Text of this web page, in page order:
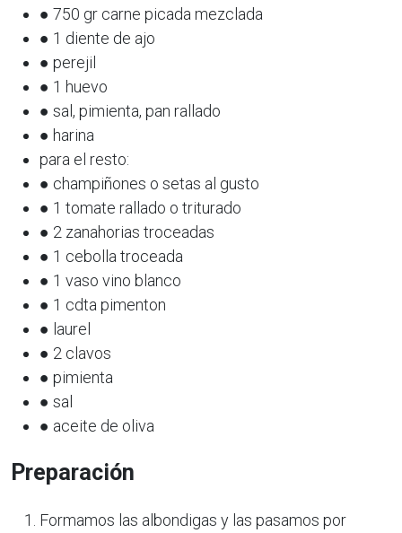
● 750 gr carne picada mezclada
● 1 diente de ajo
● perejil
● 1 huevo
● sal, pimienta, pan rallado
● harina
para el resto:
● champiñones o setas al gusto
● 1 tomate rallado o triturado
● 2 zanahorias troceadas
● 1 cebolla troceada
● 1 vaso vino blanco
● 1 cdta pimenton
● laurel
● 2 clavos
● pimienta
● sal
● aceite de oliva
Preparación
Formamos las albondigas y las pasamos por